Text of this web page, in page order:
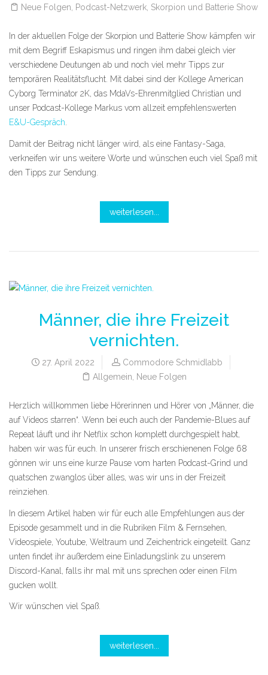
Neue Folgen, Podcast-Netzwerk, Skorpion und Batterie Show
In der aktuellen Folge der Skorpion und Batterie Show kämpfen wir
mit dem Begriff Eskapismus und ringen ihm dabei gleich vier
verschiedene Deutungen ab und noch viel mehr Tipps zur
temporären Realitätsflucht. Mit dabei sind der Kollege American
Cyborg Terminator 2K, das MdaVs-Ehrenmitglied Christian und
unser Podcast-Kollege Markus vom allzeit empfehlenswerten
E&U-Gespräch.
Damit der Beitrag nicht länger wird, als eine Fantasy-Saga,
verkneifen wir uns weitere Worte und wünschen euch viel Spaß mit
den Tipps zur Sendung.
weiterlesen...
Männer, die ihre Freizeit
vernichten.
27. April 2022
Commodore Schmidlabb
Allgemein, Neue Folgen
Herzlich willkommen liebe Hörerinnen und Hörer von „Männer, die
auf Videos starren“. Wenn bei euch auch der Pandemie-Blues auf
Repeat läuft und ihr Netflix schon komplett durchgespielt habt,
haben wir was für euch. In unserer frisch erschienenen Folge 68
gönnen wir uns eine kurze Pause vom harten Podcast-Grind und
quatschen zwanglos über alles, was wir uns in der Freizeit
reinziehen.
In diesem Artikel haben wir für euch alle Empfehlungen aus der
Episode gesammelt und in die Rubriken Film & Fernsehen,
Videospiele, Youtube, Weltraum und Zeichentrick eingeteilt. Ganz
unten findet ihr außerdem eine Einladungslink zu unserem
Discord-Kanal, falls ihr mal mit uns sprechen oder einen Film
gucken wollt.
Wir wünschen viel Spaß.
weiterlesen...